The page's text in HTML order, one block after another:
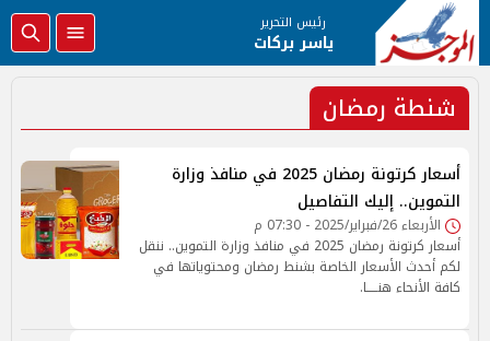
رئيس التحرير
ياسر بركات
شنطة رمضان
أسعار كرتونة رمضان 2025 في منافذ وزارة
التموين.. إليك التفاصيل
الأربعاء 26/فبراير/2025 - 07:30 م
أسعار كرتونة رمضان 2025 في منافذ وزارة التموين.. ننقل
لكم أحدث الأسعار الخاصة بشنط رمضان ومحتوياتها في
كافة الأنحاء هنـــــا.